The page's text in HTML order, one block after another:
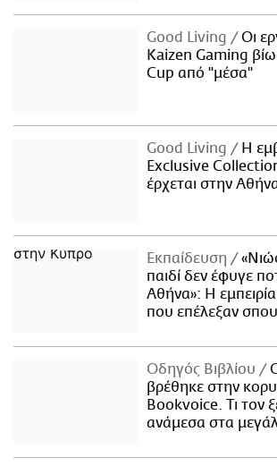
Good Living
Οι
Kaizen Gaming
Cup από "μέσα"
Good Living
Η
Exclusive
έρχεται στην
Εκπαίδευση
παιδί δεν έφυγε
Αθήνα»: Η
που επέλεξαν
Οδηγός Βιβλίου
βρέθηκε στην
Bookvoice. Τι τον
ανάμεσα στα